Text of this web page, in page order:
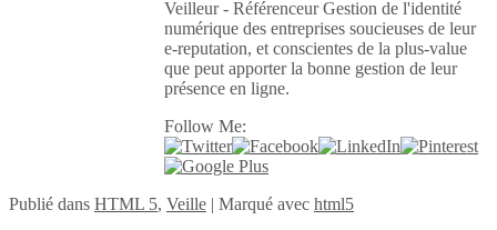
Veilleur - Référenceur Gestion de l'identité
numérique des entreprises soucieuses de leur
e-reputation, et conscientes de la plus-value
que peut apporter la bonne gestion de leur
présence en ligne.
Follow Me:
Publié dans HTML 5, Veille | Marqué avec html5